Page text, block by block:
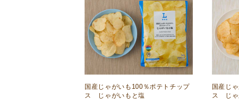
国産じゃがいも100％ポテトチップ
ス じゃがいもと塩
国産じ
ス じゃ